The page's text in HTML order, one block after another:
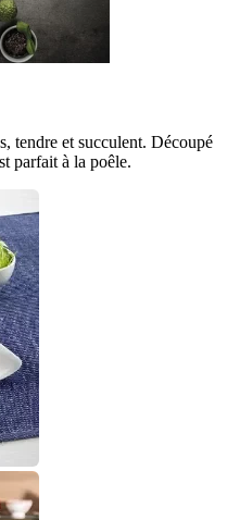
tendre et succulent. Découpé
parfait à la poêle.